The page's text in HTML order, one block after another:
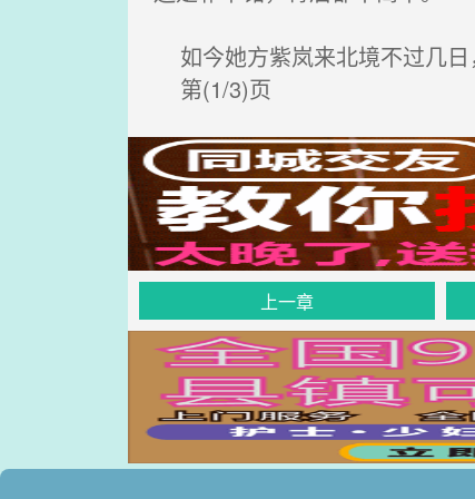
如今她方紫岚来北境不过几日
第(1/3)页
上一章